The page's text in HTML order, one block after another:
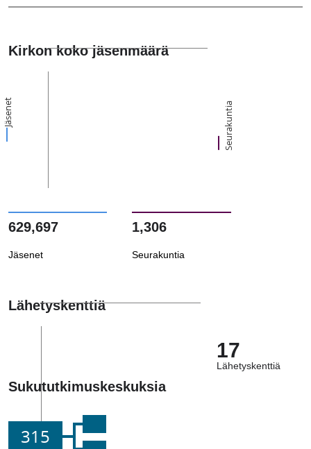
Kirkon koko jäsenmäärä
Jäsenet Seurakuntia
629,697
Jäsenet
1,306
Seurakuntia
Lähetyskenttiä
17
Lähetyskenttiä
Sukututkimuskeskuksia
315